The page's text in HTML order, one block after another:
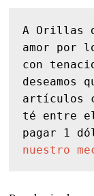
A Orillas
amor por
con
deseamos
artículos
té entre
pagar 1
nuestro